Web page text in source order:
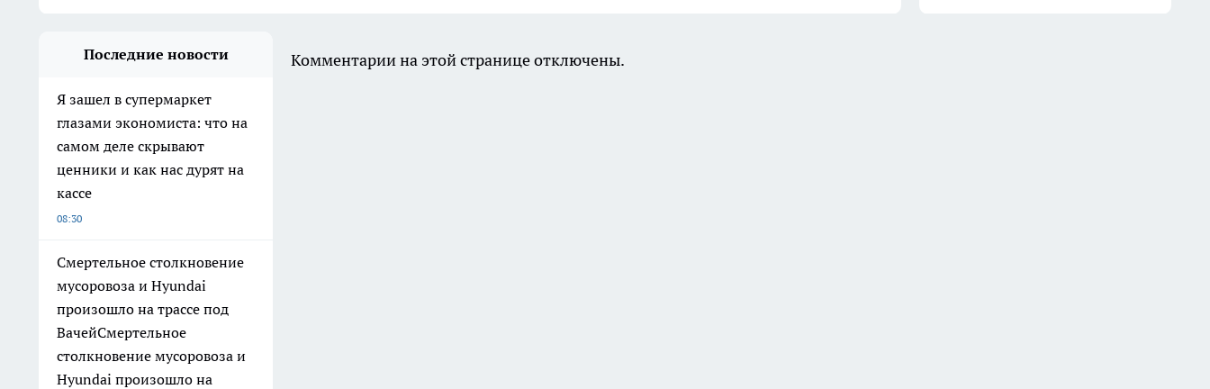
Последние новости
Я зашел в супермаркет
глазами экономиста: что на
самом деле скрывают
ценники и как нас дурят на
кассе
08:30
Смертельное столкновение
мусоровоза и Hyundai
произошло на трассе под
ВачейСмертельное
столкновение мусоровоза и
Hyundai произошло на
Комментарии на этой странице отключены.